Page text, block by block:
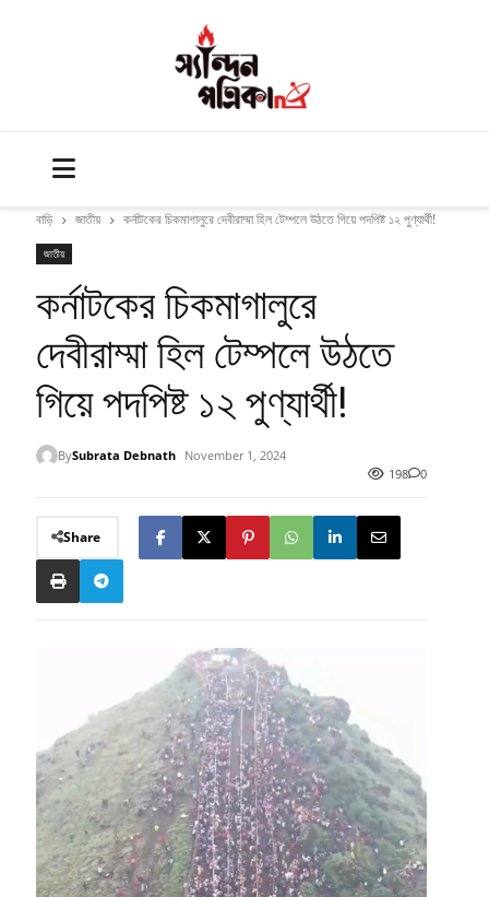
বাড়ি জাতীয় কর্নাটকের চিকমাগালুরে দেবীরাম্মা হিল টেম্পলে উঠতে গিয়ে পদপিষ্ট ১২ পুণ্যার্থী!
জাতীয়
কর্নাটকের চিকমাগালুরে
দেবীরাম্মা হিল টেম্পলে উঠতে
গিয়ে পদপিষ্ট ১২ পুণ্যার্থী!
BySubrata Debnath
November 1, 2024
198
0
Share